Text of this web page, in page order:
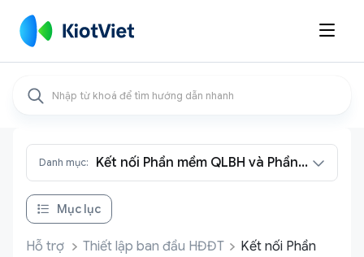

Danh mục:
Kết nối Phần mềm QLBH và Phần
mềm HĐĐT KiotViet
Mục lục
Hỗ trợ Thiết lập ban đầu HĐĐT
Kết nối Phần